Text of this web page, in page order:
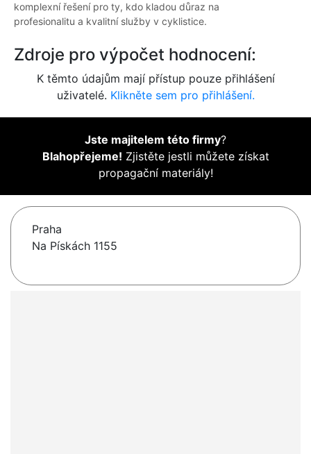
komplexní řešení pro ty, kdo kladou důraz na
profesionalitu a kvalitní služby v cyklistice.
Zdroje pro výpočet hodnocení:
K těmto údajům mají přístup pouze přihlášení
uživatelé. Klikněte sem pro přihlášení.
Jste majitelem této firmy?
Blahopřejeme! Zjistěte jestli můžete získat
propagační materiály!
Praha
Na Pískách 1155